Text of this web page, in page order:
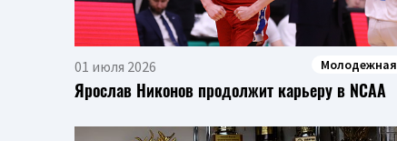
01 июля 2026 Молодежная
Ярослав Никонов продолжит карьеру в NCAA